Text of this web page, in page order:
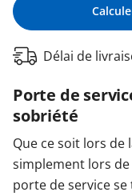
Délai de
Porte de
sobriété
Que ce soit lors
simplement lors
porte de service